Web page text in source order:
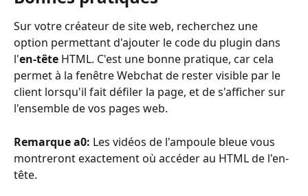
Sur votre créateur de site web, recherchez une
option permettant d'ajouter le code du plugin dans
l'en-tête HTML. C'est une bonne pratique, car cela
permet à la fenêtre Webchat de rester visible par le
client lorsqu'il fait défiler la page, et de s'afficher sur
l'ensemble de vos pages web.
Remarque a0: Les vidéos de l'ampoule bleue vous
montreront exactement où accéder au HTML de l'en-
tête.